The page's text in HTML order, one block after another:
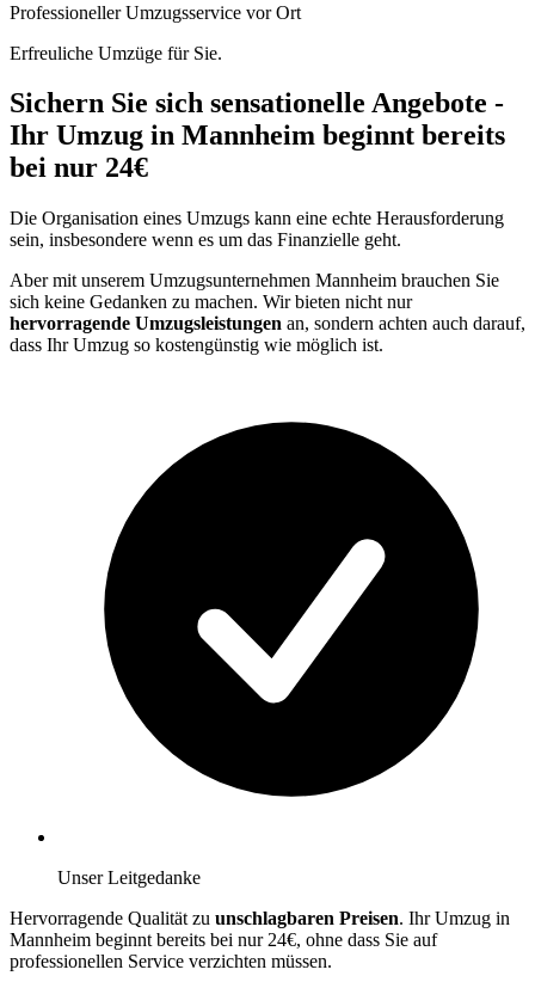
Professioneller Umzugsservice vor Ort
Erfreuliche Umzüge für Sie.
Sichern Sie sich sensationelle Angebote -
Ihr Umzug in Mannheim beginnt bereits
bei nur 24€
Die Organisation eines Umzugs kann eine echte Herausforderung
sein, insbesondere wenn es um das Finanzielle geht.
Aber mit unserem Umzugsunternehmen Mannheim brauchen Sie
sich keine Gedanken zu machen. Wir bieten nicht nur
hervorragende Umzugsleistungen an, sondern achten auch darauf,
dass Ihr Umzug so kostengünstig wie möglich ist.
Unser Leitgedanke
Hervorragende Qualität zu unschlagbaren Preisen. Ihr Umzug in
Mannheim beginnt bereits bei nur 24€, ohne dass Sie auf
professionellen Service verzichten müssen.